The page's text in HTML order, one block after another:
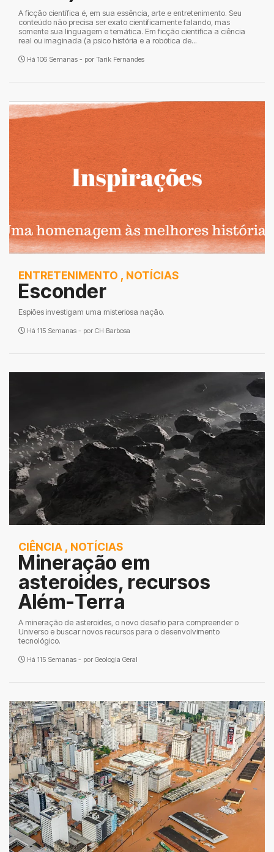
A ficção científica é, em sua essência, arte e entretenimento. Seu
conteúdo não precisa ser exato cientificamente falando, mas
somente sua linguagem e temática. Em ficção científica a ciência
real ou imaginada (a psico história e a robótica de...
Há 106 Semanas - por Tarik Fernandes
ENTRETENIMENTO , NOTÍCIAS
Esconder
Espiões investigam uma misteriosa nação.
Há 115 Semanas - por CH Barbosa
CIÊNCIA , NOTÍCIAS
Mineração em
asteroides, recursos
Além-Terra
A mineração de asteroides, o novo desafio para compreender o
Universo e buscar novos recursos para o desenvolvimento
tecnológico.
Há 115 Semanas - por Geologia Geral